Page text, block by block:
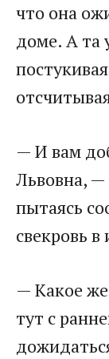
что она
доме. А та
— И вам
Львовна, —
пытаясь
свекровь
— Какое
тут с